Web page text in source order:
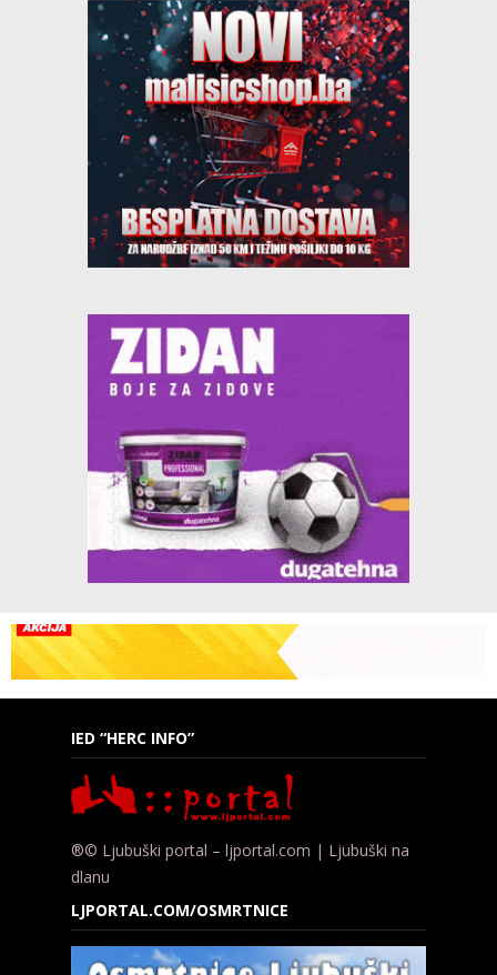
IED “HERC INFO”
®© Ljubuški portal – ljportal.com | Ljubuški na
dlanu
LJPORTAL.COM/OSMRTNICE